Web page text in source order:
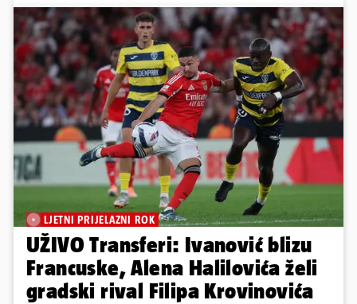
LJETNI PRIJELAZNI ROK
UŽIVO Transferi: Ivanović blizu
Francuske, Alena Halilovića želi
gradski rival Filipa Krovinovića